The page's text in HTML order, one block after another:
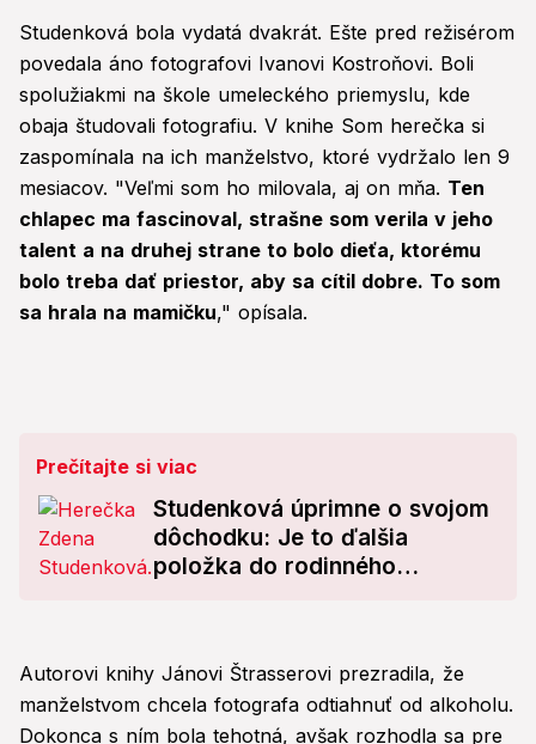
Studenková bola vydatá dvakrát. Ešte pred režisérom
povedala áno fotografovi Ivanovi Kostroňovi. Boli
spolužiakmi na škole umeleckého priemyslu, kde
obaja študovali fotografiu. V knihe Som herečka si
zaspomínala na ich manželstvo, ktoré vydržalo len 9
mesiacov. "Veľmi som ho milovala, aj on mňa. Ten
chlapec ma fascinoval, strašne som verila v jeho
talent a na druhej strane to bolo dieťa, ktorému
bolo treba dať priestor, aby sa cítil dobre. To som
sa hrala na mamičku," opísala.
Prečítajte si viac
Studenková úprimne o svojom
dôchodku: Je to ďalšia
položka do rodinného
Autorovi knihy Jánovi Štrasserovi prezradila, že
manželstvom chcela fotografa odtiahnuť od alkoholu.
Dokonca s ním bola tehotná, avšak rozhodla sa pre